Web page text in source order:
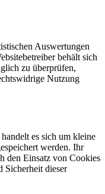
Auswertungen
behält sich
zu überprüfen,
Nutzung
es sich um kleine
werden. Ihr
den Einsatz von Cookies
Sicherheit dieser